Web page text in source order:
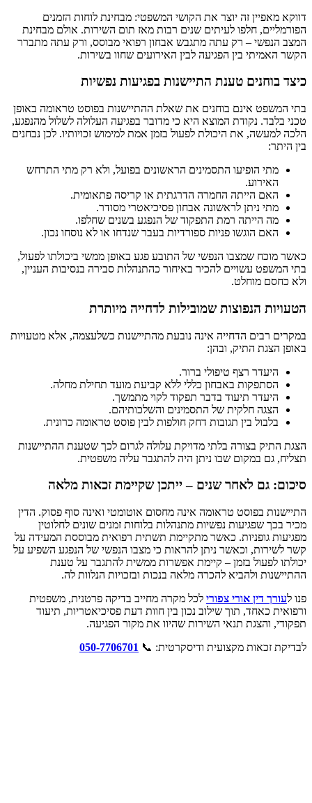
דווקא מאפיין זה יוצר את הקושי המשפטי: מבחינת לוחות הזמנים
הפורמליים, חלפו לעיתים שנים רבות מאז תום השירות. אולם מבחינת
המצב הנפשי – רק עתה מתגבש אבחון רפואי מבוסס, ורק עתה מתברר
הקשר האמיתי בין הפגיעה לבין האירועים שחוו בשירות.
כיצד בוחנים טענת התיישנות בפגיעות נפשיות
בתי המשפט אינם בוחנים את שאלת ההתיישנות בפוסט טראומה באופן
טכני בלבד. נקודת המוצא היא כי מדובר בפגיעה העלולה לשלול מהנפגע,
הלכה למעשה, את היכולת לפעול בזמן אמת למימוש זכויותיו. לכן נבחנים
בין היתר:
מתי הופיעו התסמינים הראשונים בפועל, ולא רק מתי התרחש
האירוע.
האם הייתה החמרה הדרגתית או קריסה פתאומית.
מתי ניתן לראשונה אבחון פסיכיאטרי מסודר.
מה הייתה רמת התפקוד של הנפגע בשנים שחלפו.
האם הוגשו פניות ספורדיות בעבר שנדחו או לא נוסחו נכון.
כאשר מוכח שמצבו הנפשי של התובע פגע באופן ממשי ביכולתו לפעול,
בתי המשפט עשויים להכיר באיחור כהתנהלות סבירה בנסיבות העניין,
ולא כחסם מוחלט.
הטעויות הנפוצות שמובילות לדחייה מיותרת
במקרים רבים הדחייה אינה נובעת מהתיישנות כשלעצמה, אלא מטעויות
באופן הצגת התיק, ובהן:
היעדר רצף טיפולי ברור.
הסתפקות באבחון כללי ללא קביעת מועד תחילת מחלה.
היעדר תיעוד בדבר תפקוד לקוי מתמשך.
הצגה חלקית של התסמינים והשלכותיהם.
בלבול בין תגובות דחק חולפות לבין פוסט טראומה כרונית.
הצגת התיק בצורה בלתי מדויקת עלולה לגרום לכך שטענת ההתיישנות
תצליח, גם במקום שבו ניתן היה להתגבר עליה משפטית.
סיכום: גם לאחר שנים – ייתכן שקיימת זכאות מלאה
התיישנות בפוסט טראומה אינה מחסום אוטומטי ואינה סוף פסוק. הדין
מכיר בכך שפגיעות נפשיות מתנהלות בלוחות זמנים שונים לחלוטין
מפגיעות גופניות. כאשר מתקיימת תשתית רפואית מבוססת המעידה על
קשר לשירות, וכאשר ניתן להראות כי מצבו הנפשי של הנפגע השפיע על
יכולתו לפעול בזמן – קיימת אפשרות ממשית להתגבר על טענת
ההתיישנות ולהביא להכרה מלאה בנכות ובזכויות הנלוות לה.
פנו לעורך דין אורי צפורי לכל מקרה מחייב בדיקה פרטנית, משפטית
ורפואית כאחד, תוך שילוב נכון בין חוות דעת פסיכיאטריות, תיעוד
תפקודי, והצגת תנאי השירות שהיוו את מקור הפגיעה.
לבדיקת זכאות מקצועית ודיסקרטית: 📞 050-7706701